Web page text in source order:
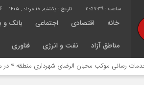
11:57:39 تاریخ : یکشنبه, ۱۸ مرداد , ۱۴۰۵
خانه اقتصادی اجتماعی بانک و
مناطق آزاد نفت و انرژی فناوری
محبان الرضای شهرداری منطقه ۴ در مسیر مشایه